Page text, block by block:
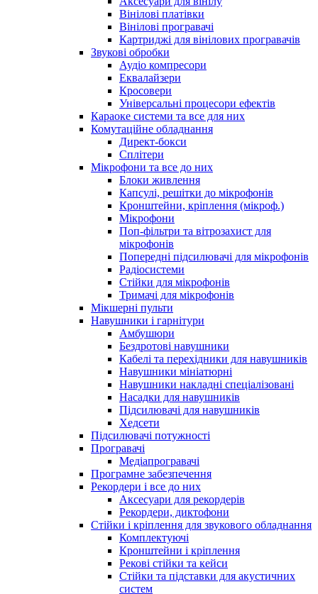
Вінілові платівки
Вінілові програвачі
Картриджі для вінілових програвачів
Звукові обробки
Аудіо компресори
Еквалайзери
Кросовери
Універсальні процесори ефектів
Караоке системи та все для них
Комутаційне обладнання
Директ-бокси
Сплітери
Мікрофони та все до них
Блоки живлення
Капсулі, решітки до мікрофонів
Кронштейни, кріплення (мікроф.)
Мікрофони
Поп-фільтри та вітрозахист для
мікрофонів
Попередні підсилювачі для мікрофонів
Радіосистеми
Стійки для мікрофонів
Тримачі для мікрофонів
Мікшерні пульти
Навушники і гарнітури
Амбушюри
Бездротові навушники
Кабелі та перехідники для навушників
Навушники мініатюрні
Навушники накладні спеціалізовані
Насадки для навушників
Підсилювачі для навушників
Хедсети
Підсилювачі потужності
Програвачі
Медіапрогравачі
Програмне забезпечення
Рекордери і все до них
Аксесуари для рекордерів
Рекордери, диктофони
Стійки і кріплення для звукового обладнання
Комплектуючі
Кронштейни і кріплення
Рекові стійки та кейси
Стійки та підставки для акустичних
систем